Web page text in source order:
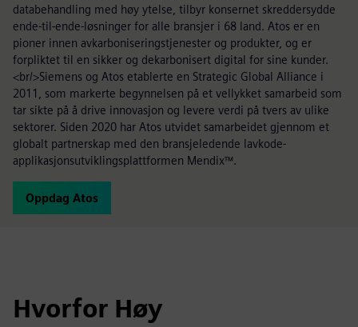
databehandling med høy ytelse, tilbyr konsernet skreddersydde
ende-til-ende-løsninger for alle bransjer i 68 land. Atos er en
pioner innen avkarboniseringstjenester og produkter, og er
forpliktet til en sikker og dekarbonisert digital for sine kunder.
<br/>Siemens og Atos etablerte en Strategic Global Alliance i
2011, som markerte begynnelsen på et vellykket samarbeid som
tar sikte på å drive innovasjon og levere verdi på tvers av ulike
sektorer. Siden 2020 har Atos utvidet samarbeidet gjennom et
globalt partnerskap med den bransjeledende lavkode-
applikasjonsutviklingsplattformen Mendix™.
Oppdag Atos
Hvorfor Høy